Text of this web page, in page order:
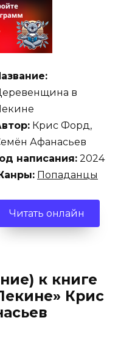
в
Крис Форд,
Афанасьев
написания: 2024
Попаданцы
Читать онлайн
к книге
Крис